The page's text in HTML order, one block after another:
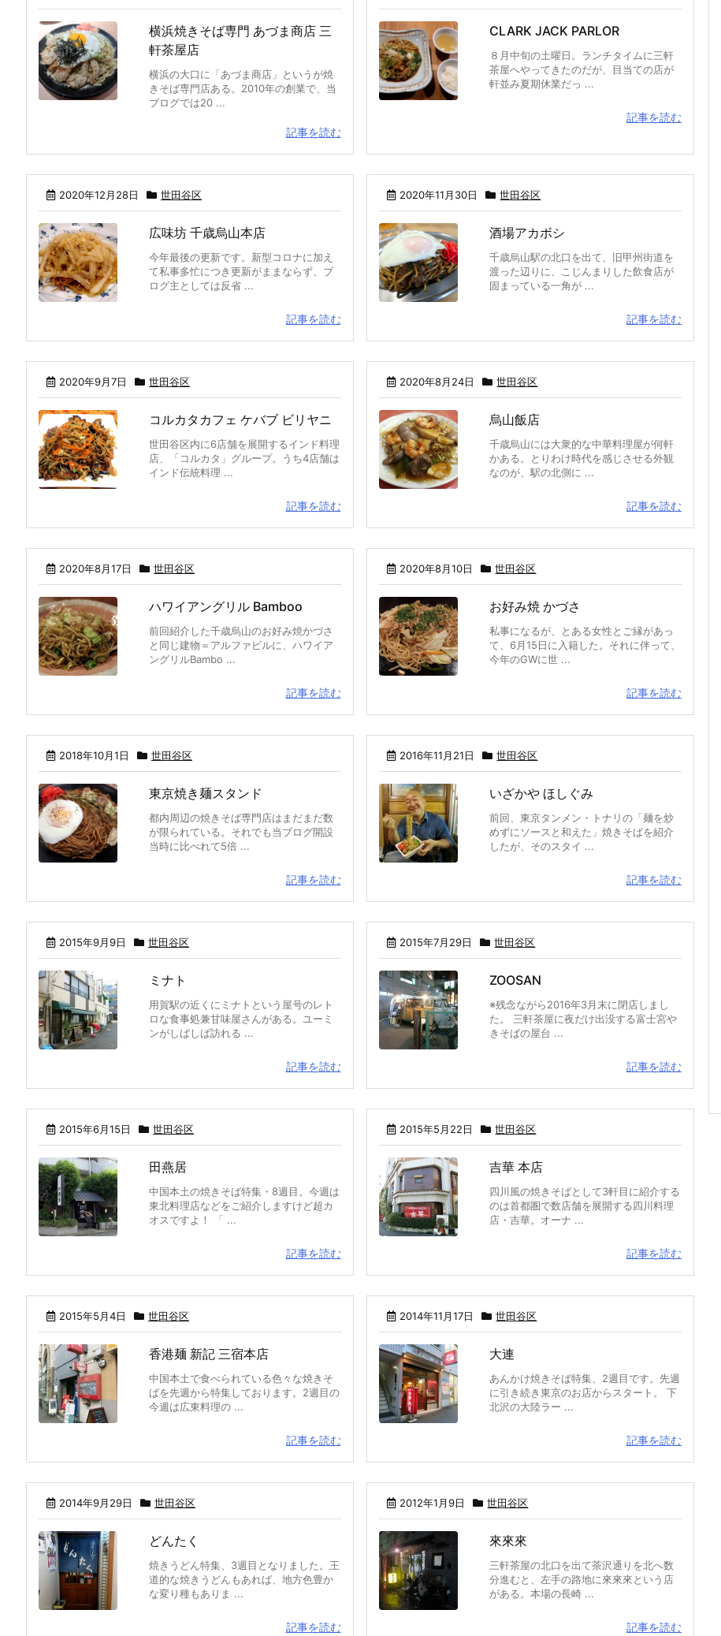
横浜焼きそば専門 あづま商店 三
軒茶屋店
横浜の大口に「あづま商店」というが焼
きそば専門店ある。2010年の創業で、当
ブログでは20 ...
記事を読む
CLARK JACK PARLOR
８月中旬の土曜日。ランチタイムに三軒
茶屋へやってきたのだが、目当ての店が
軒並み夏期休業だっ ...
記事を読む
2020年12月28日 世田谷区
広味坊 千歳烏山本店
今年最後の更新です。新型コロナに加え
て私事多忙につき更新がままならず、ブ
ログ主としては反省 ...
記事を読む
2020年11月30日 世田谷区
酒場アカボシ
千歳烏山駅の北口を出て、旧甲州街道を
渡った辺りに、こじんまりした飲食店が
固まっている一角が ...
記事を読む
2020年9月7日 世田谷区
コルカタカフェ ケバブ ビリヤニ
世田谷区内に6店舗を展開するインド料理
店、「コルカタ」グループ。うち4店舗は
インド伝統料理 ...
記事を読む
2020年8月24日 世田谷区
烏山飯店
千歳烏山には大衆的な中華料理屋が何軒
かある。とりわけ時代を感じさせる外観
なのが、駅の北側に ...
記事を読む
2020年8月17日 世田谷区
ハワイアングリル Bamboo
前回紹介した千歳烏山のお好み焼かづさ
と同じ建物＝アルファビルに、ハワイア
ングリルBambo ...
記事を読む
2020年8月10日 世田谷区
お好み焼 かづさ
私事になるが、とある女性とご縁があっ
て、6月15日に入籍した。それに伴って、
今年のGWに世 ...
記事を読む
2018年10月1日 世田谷区
東京焼き麺スタンド
都内周辺の焼きそば専門店はまだまだ数
が限られている。それでも当ブログ開設
当時に比べれて5倍 ...
記事を読む
2016年11月21日 世田谷区
いざかや ほしぐみ
前回、東京タンメン・トナリの「麺を炒
めずにソースと和えた」焼きそばを紹介
したが、そのスタイ ...
記事を読む
2015年9月9日 世田谷区
ミナト
用賀駅の近くにミナトという屋号のレト
ロな食事処兼甘味屋さんがある。ユーミ
ンがしばしば訪れる ...
記事を読む
2015年7月29日 世田谷区
ZOOSAN
※残念ながら2016年3月末に閉店しまし
た。 三軒茶屋に夜だけ出没する富士宮や
きそばの屋台 ...
記事を読む
2015年6月15日 世田谷区
田燕居
中国本土の焼きそば特集・8週目。今週は
東北料理店などをご紹介しますけど超カ
オスですよ！ 「 ...
記事を読む
2015年5月22日 世田谷区
吉華 本店
四川風の焼きそばとして3軒目に紹介する
のは首都圏で数店舗を展開する四川料理
店・吉華。オーナ ...
記事を読む
2015年5月4日 世田谷区
香港麺 新記 三宿本店
中国本土で食べられている色々な焼きそ
ばを先週から特集しております。2週目の
今週は広東料理の ...
記事を読む
2014年11月17日 世田谷区
大連
あんかけ焼きそば特集、2週目です。先週
に引き続き東京のお店からスタート。 下
北沢の大陸ラー ...
記事を読む
2014年9月29日 世田谷区
どんたく
焼きうどん特集、3週目となりました。王
道的な焼きうどんもあれば、地方色豊か
な変り種もありま ...
記事を読む
2012年1月9日 世田谷区
來來來
三軒茶屋の北口を出て茶沢通りを北へ数
分進むと、左手の路地に來來來という店
がある。本場の長崎 ...
記事を読む